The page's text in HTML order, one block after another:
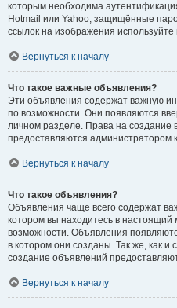
которым необходима
Hotmail или Yahoo, защищённые
ссылок на изображения
Вернуться к началу
Что такое важные объявления?
Эти объявления содержат важную
по возможности. Они появляются
личном разделе. Права на создание
предоставляются администратором
Вернуться к началу
Что такое объявления?
Объявления чаще всего содержат
котором вы находитесь в
возможности. Объявления
в котором они созданы. Так же, как
создание объявлений
Вернуться к началу